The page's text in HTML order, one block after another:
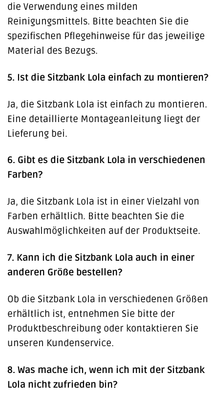
die Verwendung eines milden
Reinigungsmittels. Bitte beachten Sie die
spezifischen Pflegehinweise für das jeweilige
Material des Bezugs.
5. Ist die Sitzbank Lola einfach zu montieren?
Ja, die Sitzbank Lola ist einfach zu montieren.
Eine detaillierte Montageanleitung liegt der
Lieferung bei.
6. Gibt es die Sitzbank Lola in verschiedenen
Farben?
Ja, die Sitzbank Lola ist in einer Vielzahl von
Farben erhältlich. Bitte beachten Sie die
Auswahlmöglichkeiten auf der Produktseite.
7. Kann ich die Sitzbank Lola auch in einer
anderen Größe bestellen?
Ob die Sitzbank Lola in verschiedenen Größen
erhältlich ist, entnehmen Sie bitte der
Produktbeschreibung oder kontaktieren Sie
unseren Kundenservice.
8. Was mache ich, wenn ich mit der Sitzbank
Lola nicht zufrieden bin?